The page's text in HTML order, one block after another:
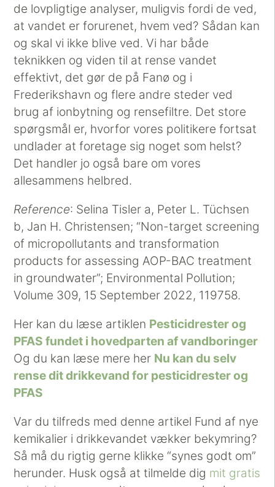
de lovpligtige analyser, muligvis fordi de ved,
at vandet er forurenet, hvem ved? Sådan kan
og skal vi ikke blive ved. Vi har både
teknikken og viden til at rense vandet
effektivt, det gør de på Fanø og i
Frederikshavn og flere andre steder ved
brug af ionbytning og rensefiltre. Det store
spørgsmål er, hvorfor vores politikere fortsat
undlader at foretage sig noget som helst?
Det handler jo også bare om vores
allesammens helbred.
Reference: Selina Tisler a, Peter L. Tüchsen
b, Jan H. Christensen; “Non-target screening
of micropollutants and transformation
products for assessing AOP-BAC treatment
in groundwater”; Environmental Pollution;
Volume 309, 15 September 2022, 119758.
Her kan du læse artiklen Pesticidrester og
PFAS fundet i hovedparten af vandboringer
Og du kan læse mere her Nu kan du selv
rense dit drikkevand for pesticidrester og
PFAS
Var du tilfreds med denne artikel Fund af nye
kemikalier i drikkevandet vækker bekymring?
Så må du rigtig gerne klikke “synes godt om”
herunder. Husk også at tilmelde dig mit gratis